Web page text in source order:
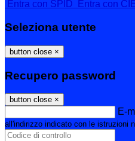
Entra con SPID
Entra con
Seleziona utente
button close ×
Recupero password
button close ×
E-
all'indirizzo indicato con le istruzioni